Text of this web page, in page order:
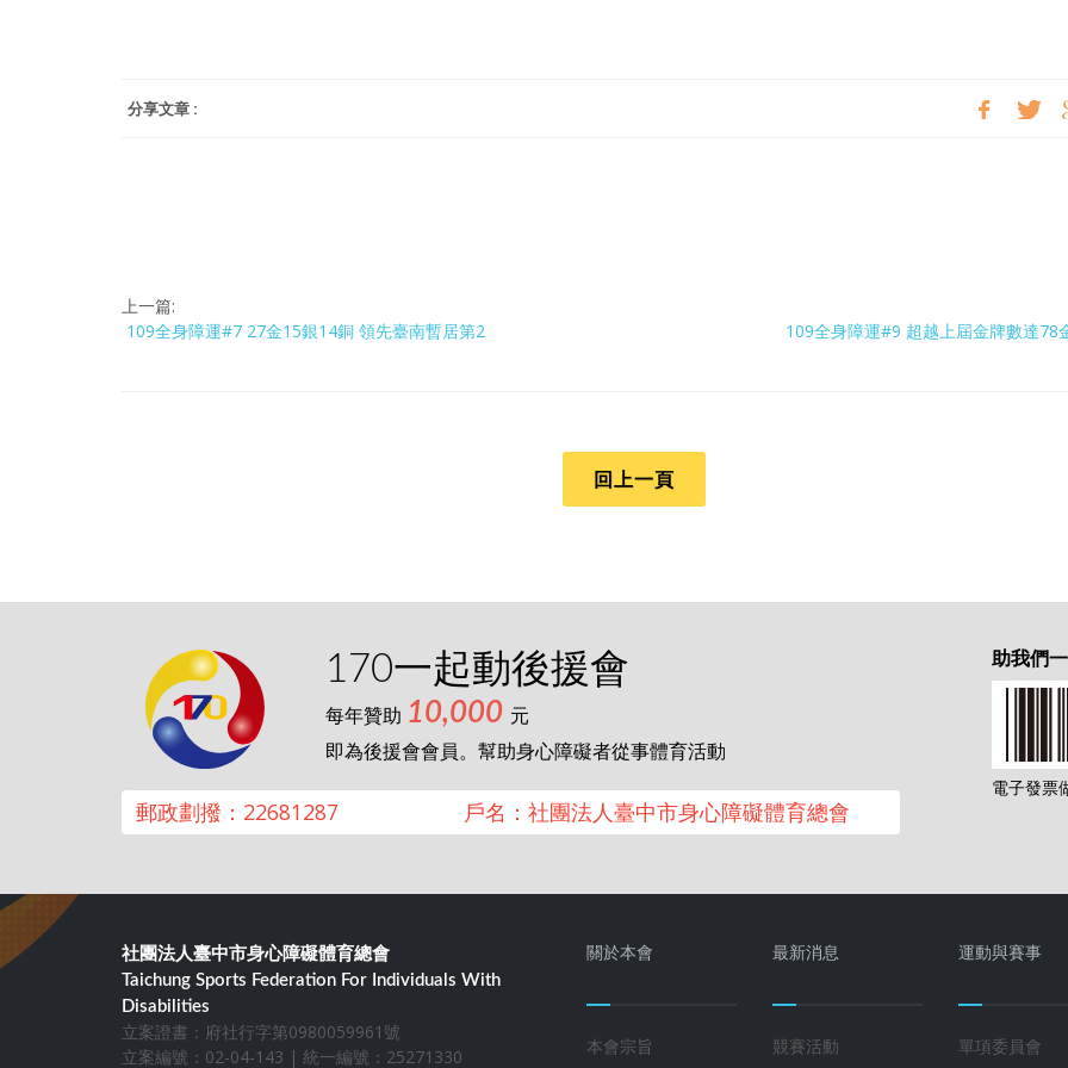
分享文章 :
上一篇:
109全身障運#7 27金15銀14銅 領先臺南暫居第2
109全身障運#9 超越上屆金牌數達78
回上一頁
170一起動後援會
每年贊助 10,000 元
即為後援會會員。幫助身心障礙者從事體育活動
郵政劃撥：22681287 戶名：社團法人臺中市身心障礙體育總會
助我們
電子發票
社團法人臺中市身心障礙體育總會
Taichung Sports Federation For Individuals With
Disabilities
立案證書：府社行字第0980059961號
立案編號：02-04-143 | 統一編號：25271330
關於本會
本會宗旨
最新消息
競賽活動
運動與賽事
單項委員會